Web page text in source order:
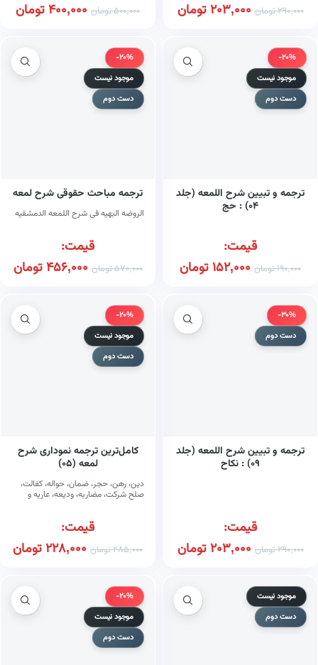
290,000تومان 203,000تومان 500,000تومان 400,000تومان
-20%
موجود نیست
دست دوم
ترجمه و تبیین شرح اللمعه (جلد
۰۴) : حج
قیمت:
190,000تومان 152,000تومان
-20%
موجود نیست
دست دوم
ترجمه مباحث حقوقی شرح لمعه
الروضه البهیه فی شرح اللمعه الدمشقیه
قیمت:
570,000تومان 456,000تومان
-30%
دست دوم
ترجمه و تبیین شرح اللمعه (جلد
۰۹) : نکاح
قیمت:
290,000تومان 203,000تومان
-20%
موجود نیست
دست دوم
کامل‌ترین ترجمه نموداری شرح
لمعه (۰۵)
دین، رهن، حجر، ضمان، حواله، کفالت،
صلح شرکت، مضاربه، ودیعه، عاریه و
قیمت:
285,000تومان 228,000تومان
موجود نیست
دست دوم
-20%
موجود نیست
دست دوم